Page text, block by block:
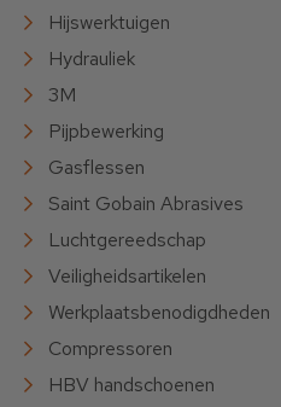
Hijswerktuigen
Hydrauliek
3M
Pijpbewerking
Gasflessen
Saint Gobain Abrasives
Luchtgereedschap
Veiligheidsartikelen
Werkplaatsbenodigdheden
Compressoren
HBV handschoenen